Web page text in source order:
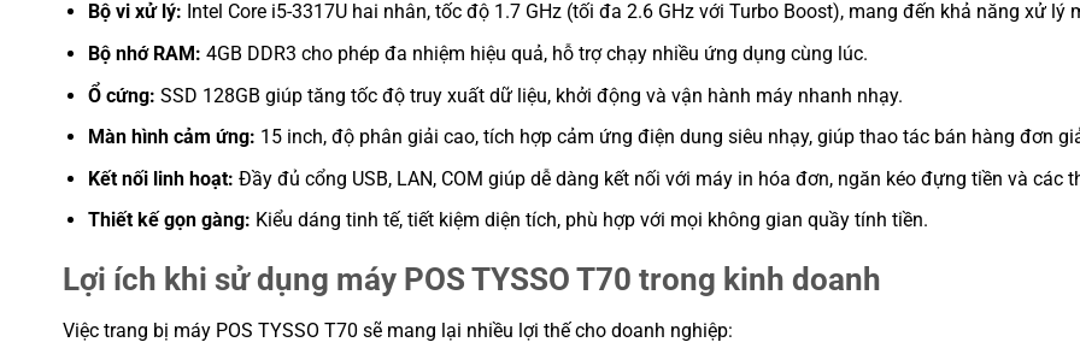
Bộ vi xử lý: Intel Core i5-3317U hai nhân, tốc độ 1.7 GHz (tối đa 2.6 GHz với Turbo Boost), mang đến khả năng xử
Bộ nhớ RAM: 4GB DDR3 cho phép đa nhiệm hiệu quả, hỗ trợ chạy nhiều ứng dụng cùng lúc.
Ổ cứng: SSD 128GB giúp tăng tốc độ truy xuất dữ liệu, khởi động và vận hành máy nhanh nhạy.
Màn hình cảm ứng: 15 inch, độ phân giải cao, tích hợp cảm ứng điện dung siêu nhạy, giúp thao tác bán hàng đơn
Kết nối linh hoạt: Đầy đủ cổng USB, LAN, COM giúp dễ dàng kết nối với máy in hóa đơn, ngăn kéo đựng tiền và các
Thiết kế gọn gàng: Kiểu dáng tinh tế, tiết kiệm diện tích, phù hợp với mọi không gian quầy tính tiền.
Lợi ích khi sử dụng máy POS TYSSO T70 trong kinh doanh
Việc trang bị máy POS TYSSO T70 sẽ mang lại nhiều lợi thế cho doanh nghiệp: